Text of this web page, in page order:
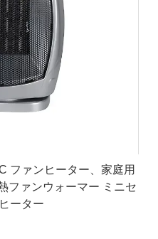
ファンヒーター、家庭用
ファンウォーマー ミニセ
ーター